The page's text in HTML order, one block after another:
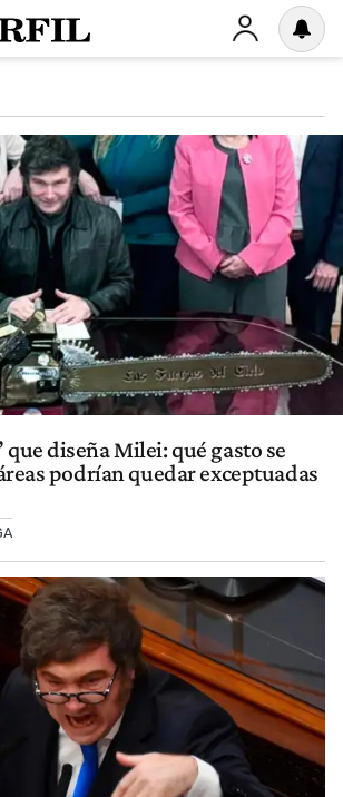
diseña Milei: qué gasto se
podrían quedar exceptuadas